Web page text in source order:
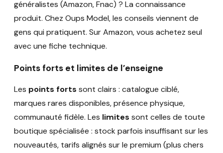
généralistes (Amazon, Fnac) ? La connaissance
produit. Chez Oups Model, les conseils viennent de
gens qui pratiquent. Sur Amazon, vous achetez seul
avec une fiche technique.
Points forts et limites de l’enseigne
Les points forts sont clairs : catalogue ciblé,
marques rares disponibles, présence physique,
communauté fidèle. Les limites sont celles de toute
boutique spécialisée : stock parfois insuffisant sur les
nouveautés, tarifs alignés sur le premium (plus chers